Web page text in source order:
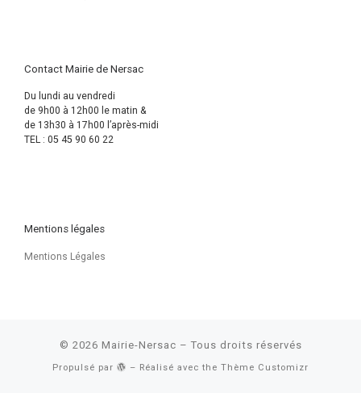
Contact Mairie de Nersac
Du lundi au vendredi
de 9h00 à 12h00 le matin &
de 13h30 à 17h00 l’après-midi
TEL : 05 45 90 60 22
Mentions légales
Mentions Légales
© 2026 Mairie-Nersac – Tous droits réservés
Propulsé par – Réalisé avec the Thème Customizr